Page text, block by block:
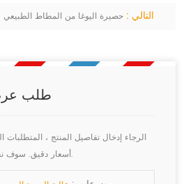
التالي : حصيرة اليوغا من المطاط الطبيعي
طلب
الرجاء إدخال تفاصيل المنتج ،
أسعار دقيق. سوف نجيبك فى اسرع وقت ممكن.